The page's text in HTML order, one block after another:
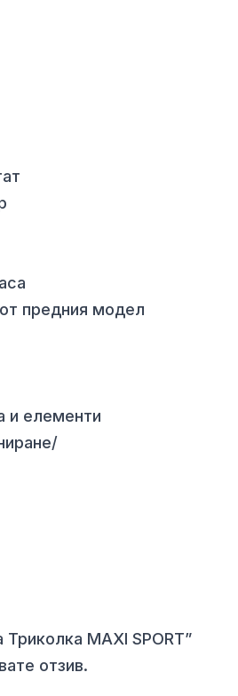
предния модел
и елементи
MAXI SPORT”
отзив.